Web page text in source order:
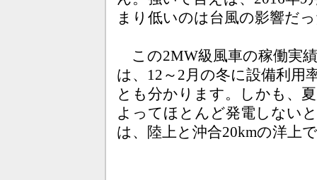
まり低いのは台風の影響だ
この2MW級風車の稼働実
は、12～2月の冬に設備利用
とも分かります。しかも、
よってほとんど発電しない
は、陸上と沖合20kmの洋上